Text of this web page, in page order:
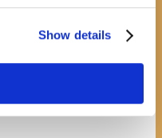
Show details